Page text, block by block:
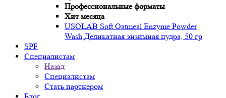
Профессиональные форматы
Хит месяца
USOLAB Soft Oatmeal Enzyme Powder
Wash,Деликатная энзимная пудра, 50 гр
SPF
Специалистам
Назад
Специалистам
Стать партнером